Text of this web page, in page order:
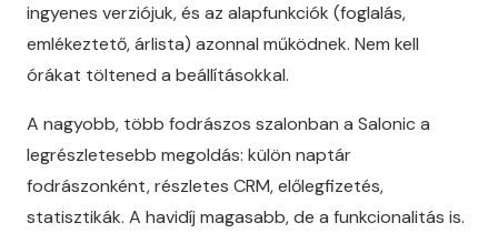
ingyenes verziójuk, és az alapfunkciók (foglalás,
emlékeztető, árlista) azonnal működnek. Nem kell
órákat töltened a beállításokkal.
A nagyobb, több fodrászos szalonban a Salonic a
legrészletesebb megoldás: külön naptár
fodrászonként, részletes CRM, előlegfizetés,
statisztikák. A havidíj magasabb, de a funkcionalitás is.